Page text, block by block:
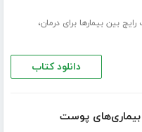
رایج بین بیمارها برای درمان،
دانلود کتاب
بیماری‌های پوست